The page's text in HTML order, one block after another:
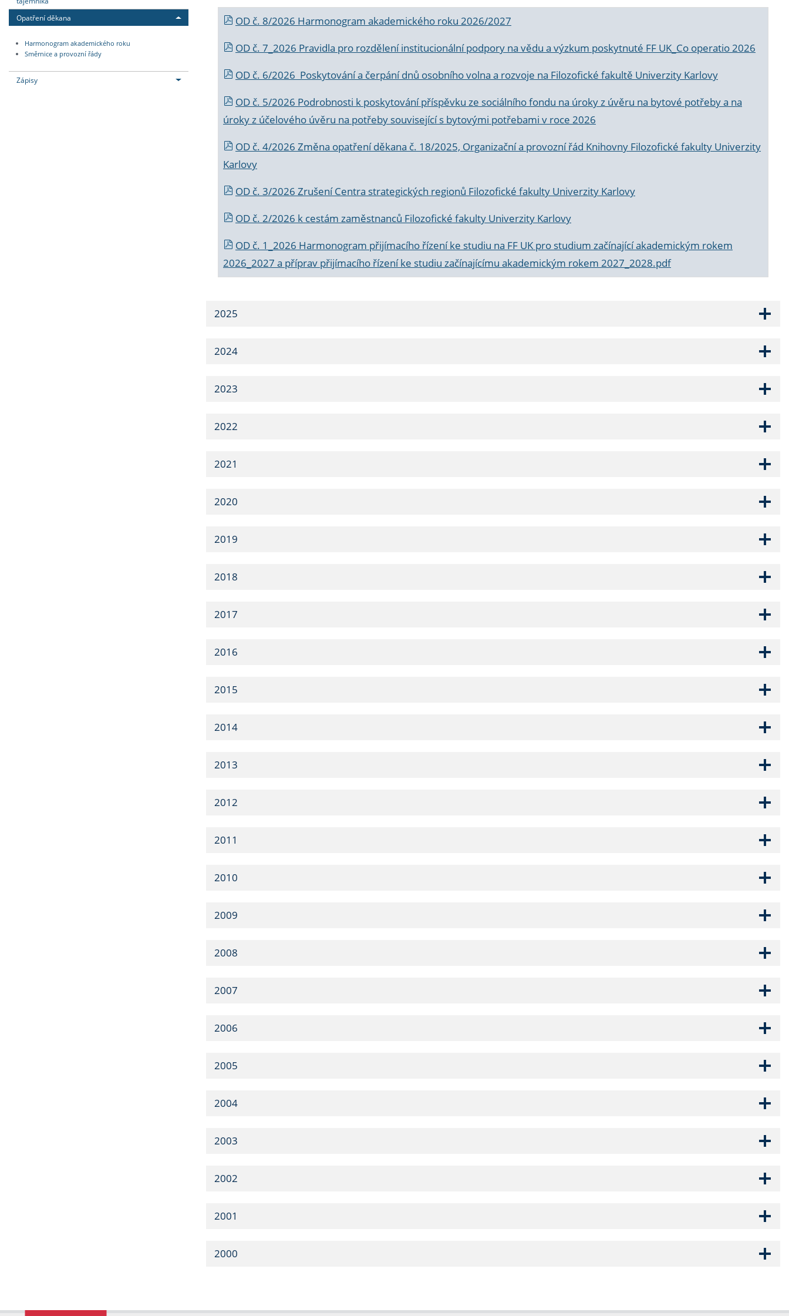
Opatření děkana
Harmonogram akademického roku
Směrnice a provozní řády
Zápisy
OD č. 8/2026 Harmonogram akademického roku 2026/2027
OD č. 7_2026 Pravidla pro rozdělení institucionální podpory na vědu a výzkum poskytnuté FF UK_Co operatio 2026
OD č. 6/2026 Poskytování a čerpání dnů osobního volna a rozvoje na Filozofické fakultě Univerzity Karlovy
OD č. 5/2026 Podrobnosti k poskytování příspěvku ze sociálního fondu na úroky z úvěru na bytové potřeby a na
úroky z účelového úvěru na potřeby související s bytovými potřebami v roce 2026
OD č. 4/2026 Změna opatření děkana č. 18/2025, Organizační a provozní řád Knihovny Filozofické fakulty Univerzity
Karlovy
OD č. 3/2026 Zrušení Centra strategických regionů Filozofické fakulty Univerzity Karlovy
OD č. 2/2026 k cestám zaměstnanců Filozofické fakulty Univerzity Karlovy
OD č. 1_2026 Harmonogram přijímacího řízení ke studiu na FF UK pro studium začínající akademickým rokem
2026_2027 a příprav přijímacího řízení ke studiu začínajícímu akademickým rokem 2027_2028.pdf
2025
2024
2023
2022
2021
2020
2019
2018
2017
2016
2015
2014
2013
2012
2011
2010
2009
2008
2007
2006
2005
2004
2003
2002
2001
2000